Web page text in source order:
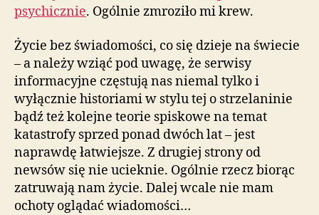
psychicznie. Ogólnie zmroziło mi krew.
Życie bez świadomości, co się dzieje na świecie
– a należy wziąć pod uwagę, że serwisy
informacyjne częstują nas niemal tylko i
wyłącznie historiami w stylu tej o strzelaninie
bądź też kolejne teorie spiskowe na temat
katastrofy sprzed ponad dwóch lat – jest
naprawdę łatwiejsze. Z drugiej strony od
newsów się nie ucieknie. Ogólnie rzecz biorąc
zatruwają nam życie. Dalej wcale nie mam
ochoty oglądać wiadomości…